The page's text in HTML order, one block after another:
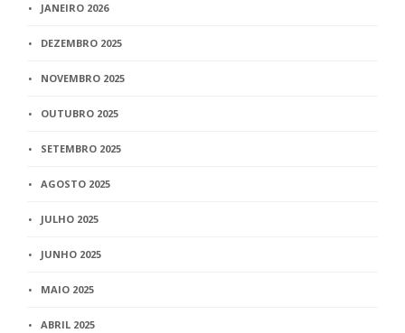
JANEIRO 2026
DEZEMBRO 2025
NOVEMBRO 2025
OUTUBRO 2025
SETEMBRO 2025
AGOSTO 2025
JULHO 2025
JUNHO 2025
MAIO 2025
ABRIL 2025